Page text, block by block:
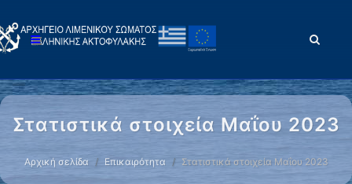
Στατιστικά στοιχεία Μαΐου 2023
Αρχική σελίδα Επικαιρότητα Στατιστικά στοιχεία Μαΐου 2023